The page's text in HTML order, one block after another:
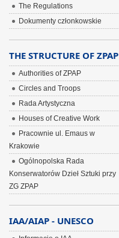
The Regulations
Dokumenty członkowskie
THE STRUCTURE OF ZPAP
Authorities of ZPAP
Circles and Troops
Rada Artystyczna
Houses of Creative Work
Pracownie ul. Emaus w
Krakowie
Ogólnopolska Rada
Konserwatorów Dzieł Sztuki przy
ZG ZPAP
IAA/AIAP - UNESCO